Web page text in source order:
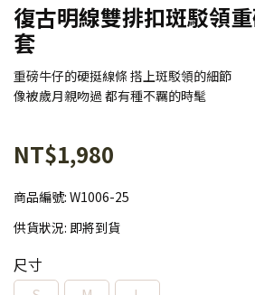
復古明線雙排扣斑駁領
套
重磅牛仔的硬挺線條 搭上斑駁領的細節
像被歲月親吻過 都有種不羈的時髦
NT$1,980
商品編號: W1006-25
供貨狀況: 即將到貨
尺寸